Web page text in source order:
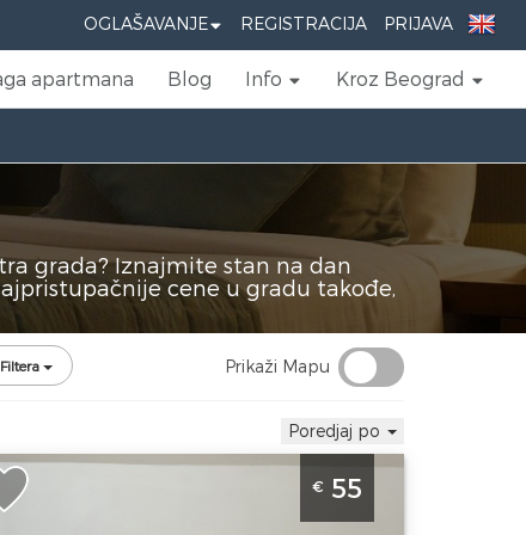
OGLAŠAVANJE REGISTRACIJA PRIJAVA
apartmana Blog Info Kroz Beograd
grada? Iznajmite stan na dan
cene u gradu takođe,
Prikaži Mapu
Poredjaj po
Apartman Angela Zemun 3
Zemun je lepo uredjen stan u
€ 55